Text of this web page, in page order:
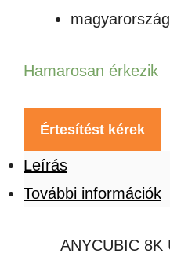
Hamarosan érkezik
Értesítést kérek
Leírás
További információk
ANYCUBIC 8K